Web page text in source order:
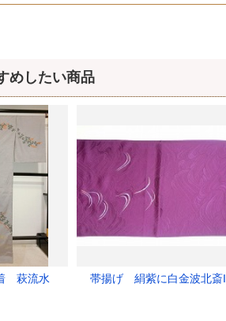
めしたい商品
萩流水
帯揚げ 絹紫に白金波北斎I